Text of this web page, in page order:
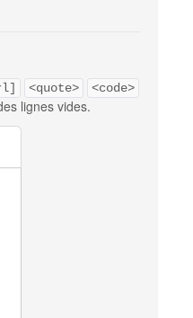
<quote> <code>
lignes vides.